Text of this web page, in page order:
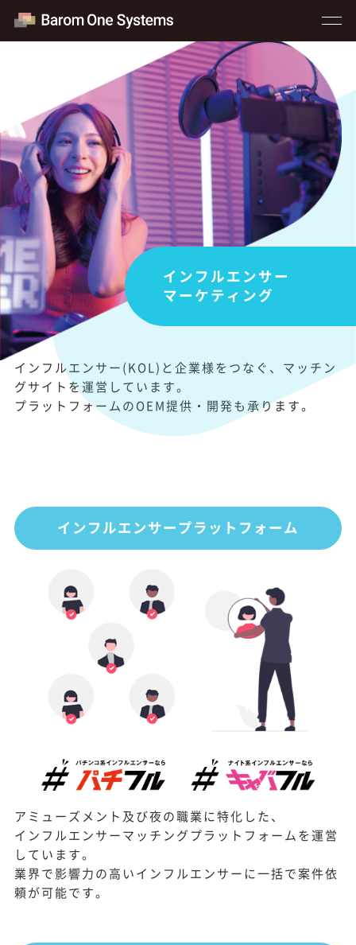
インフルエンサー
マーケティング
インフルエンサー(KOL)と企業様をつなぐ、マッチン
グサイトを運営しています。
プラットフォームのOEM提供・開発も承ります。
インフルエンサープラットフォーム
アミューズメント及び夜の職業に特化した、
インフルエンサーマッチングプラットフォームを運営
しています。
業界で影響力の高いインフルエンサーに一括で案件依
頼が可能です。